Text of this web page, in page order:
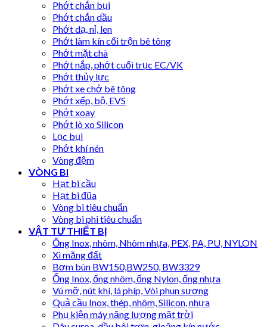
Phớt chắn bụi
Phớt chắn dầu
Phớt dạ, nỉ, len
Phớt làm kín cối trộn bê tông
Phớt mặt chà
Phớt nắp, phớt cuối trục EC/VK
Phớt thủy lực
Phớt xe chở bê tông
Phớt xếp, bộ, EVS
Phớt xoay
Phớt lò xo Silicon
Lọc bụi
Phớt khí nén
Vòng đệm
VÒNG BI
Hạt bi cầu
Hạt bi đũa
Vòng bi tiêu chuẩn
Vòng bi phi tiêu chuẩn
VẬT TƯ THIẾT BỊ
Ống Inox, nhôm, Nhôm nhựa, PEX, PA, PU, NYLON
Xi măng đất
Bơm bùn BW150,BW250, BW3329
Ống Inox, ống nhôm, ống Nylon, ống nhựa
Vú mỡ, nút khí, lá phíp, Vòi phun sương
Quả cầu Inox, thép, nhôm, Silicon, nhựa
Phụ kiện máy năng lượng mặt trời